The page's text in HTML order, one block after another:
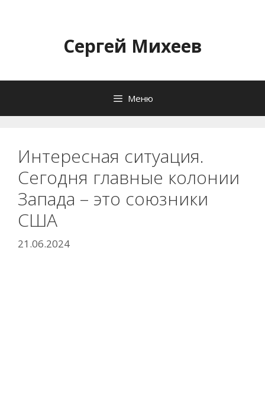
содержимомуСергей Михеев
Меню
Интересная ситуация.
Сегодня главные колонии
Запада – это союзники
США
21.06.2024